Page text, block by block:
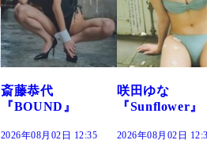
咲田ゆな
『Sunflower』
2026年08月02日 12:30
藤水咲桜『花
だまり』
2026年08月02日